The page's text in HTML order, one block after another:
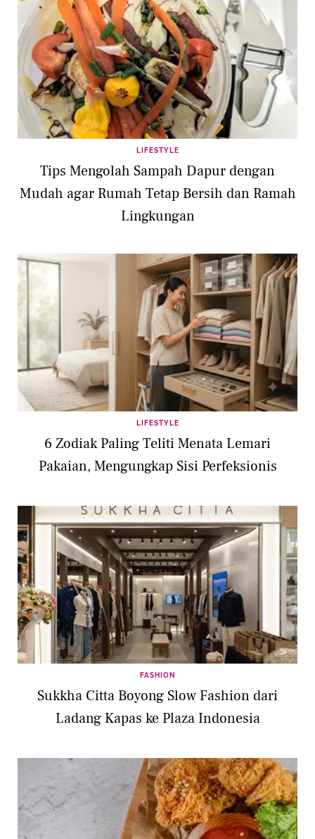
LIFESTYLE
Tips Mengolah Sampah Dapur dengan
Mudah agar Rumah Tetap Bersih dan Ramah
Lingkungan
LIFESTYLE
6 Zodiak Paling Teliti Menata Lemari
Pakaian, Mengungkap Sisi Perfeksionis
FASHION
Sukkha Citta Boyong Slow Fashion dari
Ladang Kapas ke Plaza Indonesia